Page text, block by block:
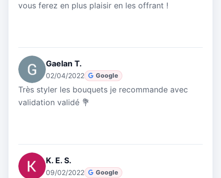
vous ferez en plus plaisir en les offrant !
Gaelan T.
02/04/2022 Google
Très styler les bouquets je recommande avec
validation validé 💐
K. E. S.
09/02/2022 Google